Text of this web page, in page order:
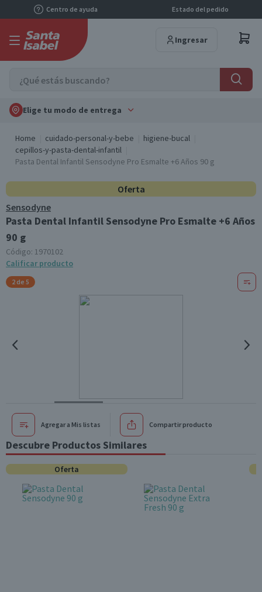
Centro de ayuda Estado del pedido
Ingresar
Elige tu modo de entrega
Home cuidado-personal-y-bebe
higiene-bucal
cepillos-y-pasta-dental-infantil
Pasta Dental Infantil Sensodyne Pro Esmalte +6 Años 90 g
Oferta
Sensodyne
Pasta Dental Infantil Sensodyne Pro Esmalte +6 Años
90 g
Código: 1970102
Calificar producto
2 de 5
Agregar a Mis listas Compartir producto
Descubre Productos Similares
Oferta